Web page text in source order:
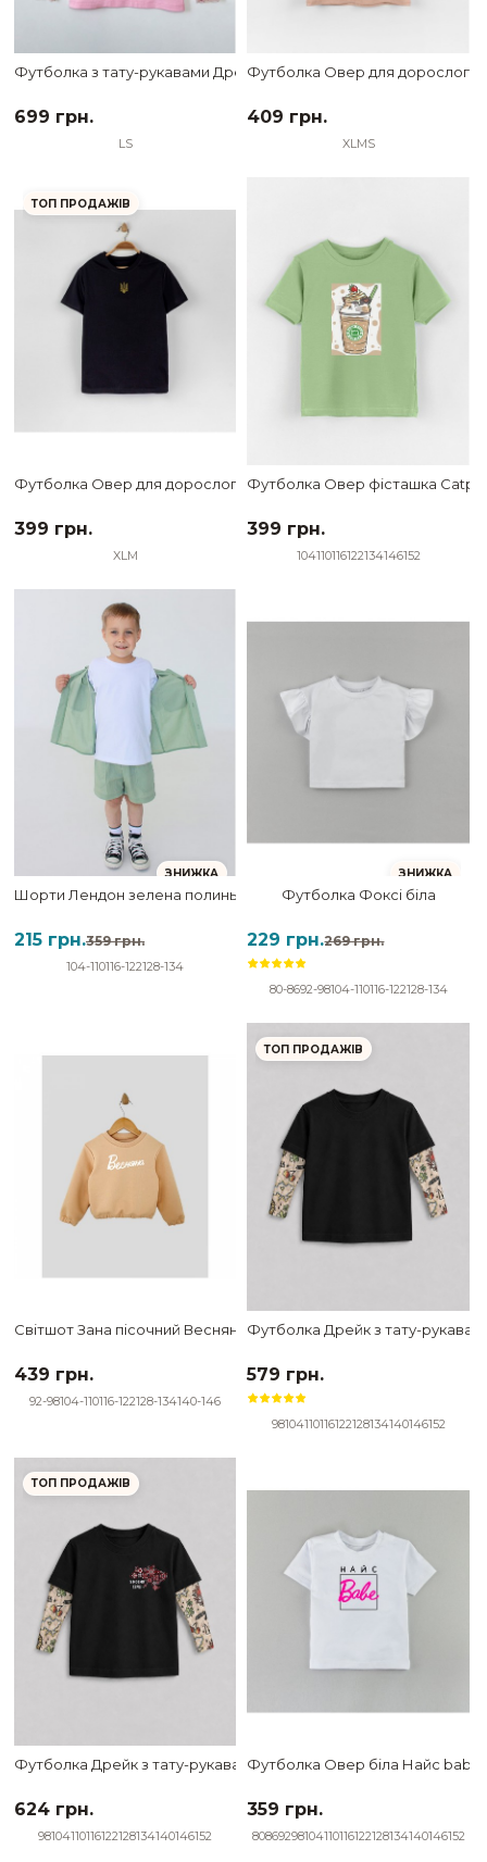
Футболка з тату-рукавами Дрейк Сакура жіноча
699 грн.
LS
Футболка Овер для дорослого
409 грн.
XLMS
ТОП ПРОДАЖІВ
Футболка Овер для дорослого чорна Тризуб
399 грн.
XL M
Футболка Овер фісташка
399 грн.
104110116122134146152
ЗНИЖКА
Шорти Лендон зелена полинь
359 грн.
215 грн.
104-110116-122128-134
ЗНИЖКА
Футболка Фоксі біла
269 грн.
229 грн.
80-8692-98104-110116-122128-134
Світшот Зана пісочний Весняна
439 грн.
92-98104-110116-122128-134140-146
ТОП ПРОДАЖІВ
Футболка Дрейк з тату-
579 грн.
98104110116122128134140146152
ТОП ПРОДАЖІВ
Футболка Дрейк з тату-рукавами Ukraine Українські мотиви
624 грн.
98104110116122128134140146152
Футболка Овер біла Найс babe
359 грн.
80869298104110116122128134140146152